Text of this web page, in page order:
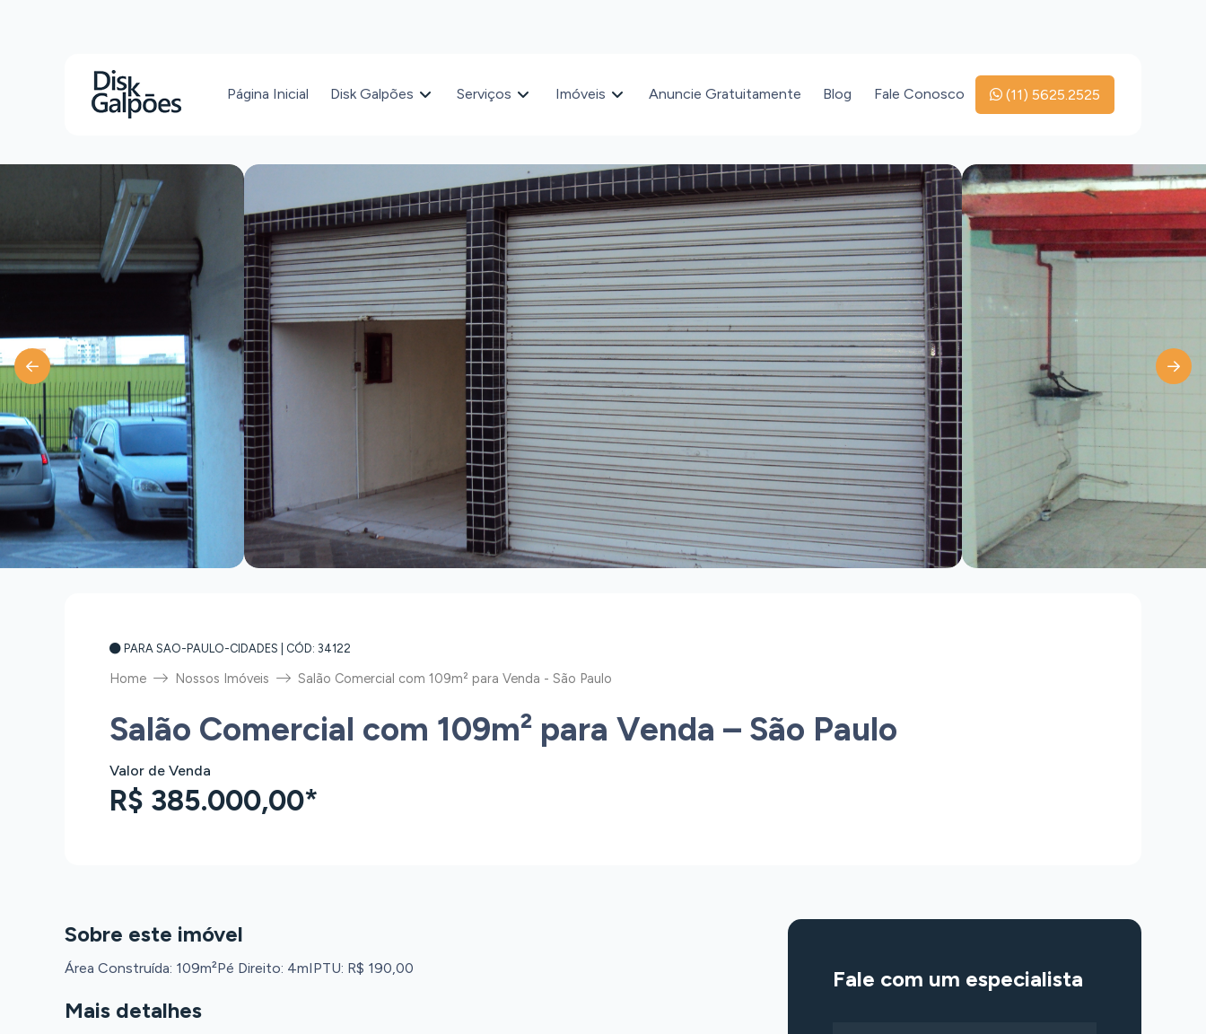
Página Inicial Disk Galpões Serviços Imóveis Anuncie Gratuitamente Blog Fale Conosco (11) 5625.2525
PARA SAO-PAULO-CIDADES | CÓD: 34122
Home Nossos Imóveis Salão Comercial com 109m² para Venda - São Paulo
Salão Comercial com 109m² para Venda – São Paulo
Valor de Venda
R$ 385.000,00*
Sobre este imóvel
Área Construída: 109m²Pé Direito: 4mIPTU: R$ 190,00
Mais detalhes
Fale com um especialista